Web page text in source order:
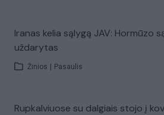
Iranas kelia sąlygą JAV: Hormūzo
uždarytas
Žinios Pasaulis
Rupkalviuose su dalgiais stojo į